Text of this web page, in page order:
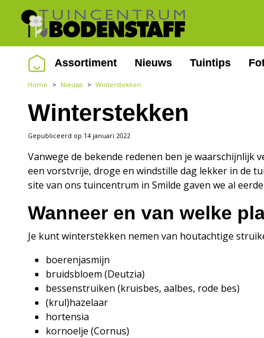
content
Home > Nieuws > Winterstekken
Assortiment Nieuws Tuintips
Winterstekken
Gepubliceerd op 14 januari 2022
Vanwege de bekende redenen ben je waarschijnlijk
een vorstvrije, droge en windstille dag lekker in de
site van ons tuincentrum in Smilde gaven we al
Wanneer en van welke
Je kunt winterstekken nemen van houtachtige
boerenjasmijn
bruidsbloem (Deutzia)
bessenstruiken (kruisbes, aalbes, rode bes)
(krul)hazelaar
hortensia
kornoelje (Cornus)